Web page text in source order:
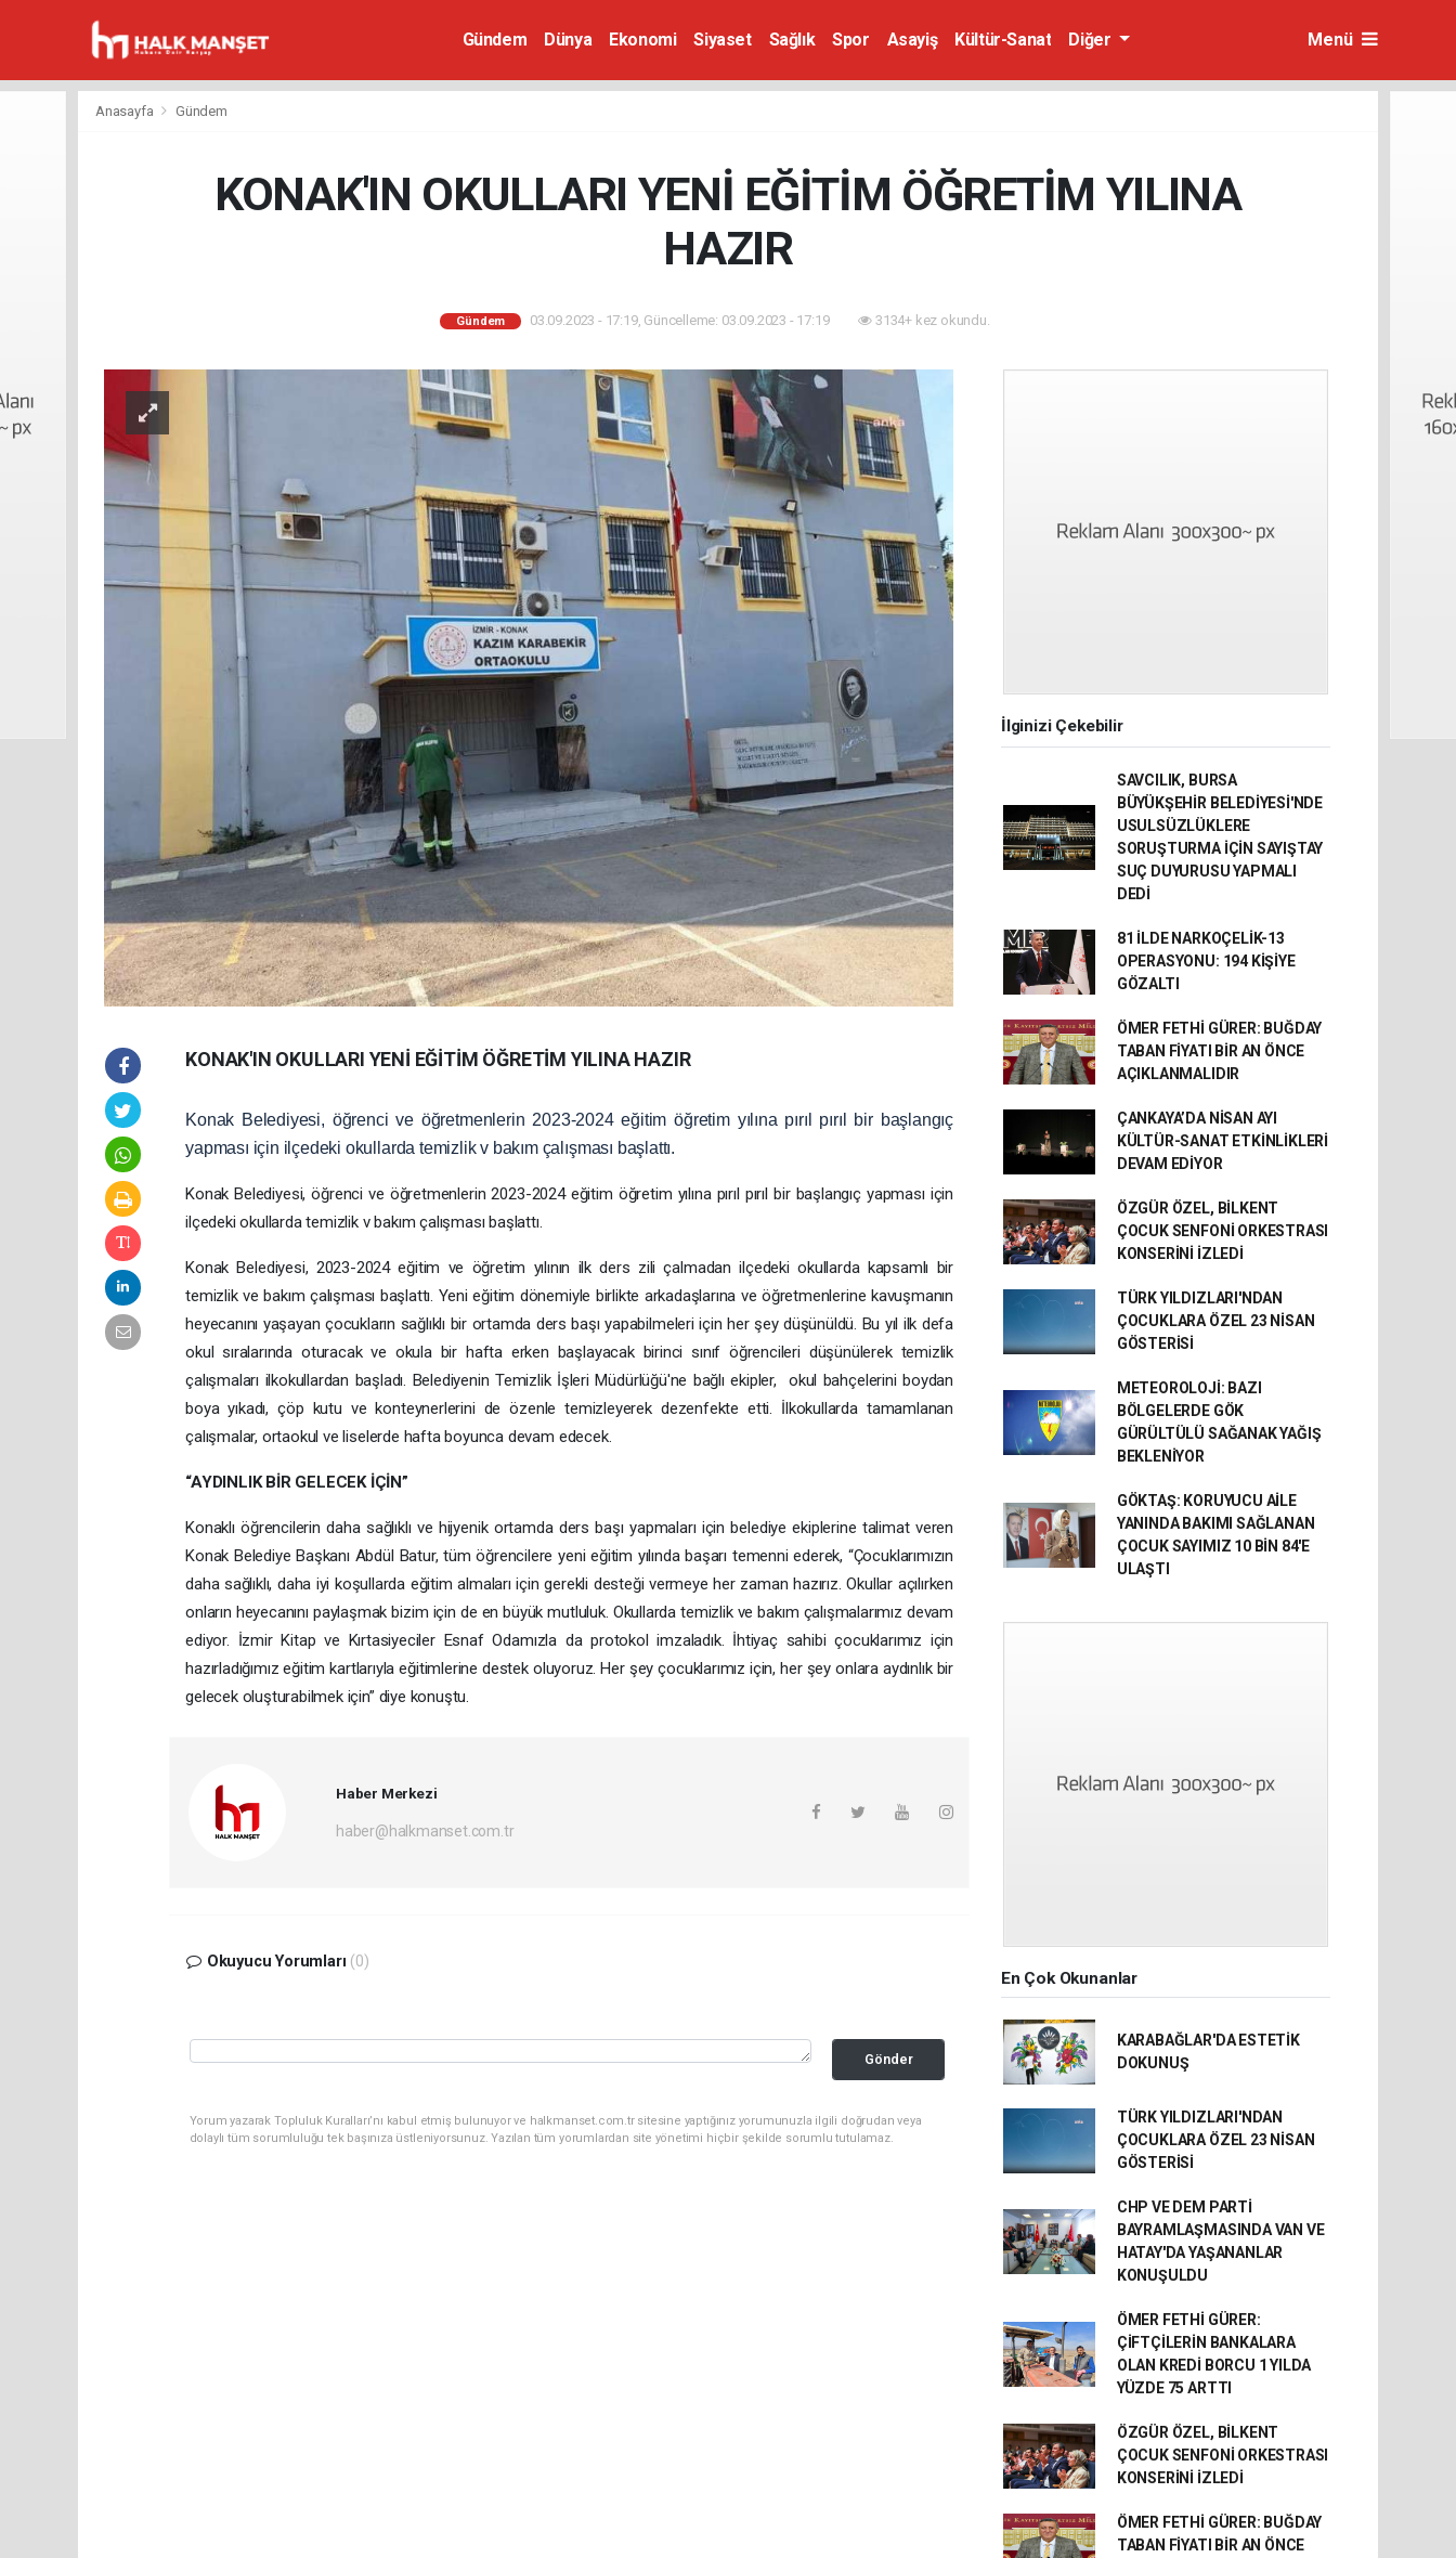
Gündem Dünya Ekonomi Siyaset Sağlık Spor Asayiş Kültür-Sanat Diğer Menü
Anasayfa Gündem
KONAK'IN OKULLARI YENİ EĞİTİM ÖĞRETİM YILINA
HAZIR
Gündem 03.09.2023 - 17:19, Güncelleme: 03.09.2023 - 17:19 3134+ kez okundu.
KONAK'IN OKULLARI YENİ EĞİTİM ÖĞRETİM YILINA HAZIR
Konak Belediyesi, öğrenci ve öğretmenlerin 2023-2024 eğitim öğretim yılına pırıl pırıl bir başlangıç
yapması için ilçedeki okullarda temizlik v bakım çalışması başlattı.
Konak Belediyesi, öğrenci ve öğretmenlerin 2023-2024 eğitim öğretim yılına pırıl pırıl bir başlangıç yapması için
ilçedeki okullarda temizlik v bakım çalışması başlattı.
Konak Belediyesi, 2023-2024 eğitim ve öğretim yılının ilk ders zili çalmadan ilçedeki okullarda kapsamlı bir
temizlik ve bakım çalışması başlattı. Yeni eğitim dönemiyle birlikte arkadaşlarına ve öğretmenlerine kavuşmanın
heyecanını yaşayan çocukların sağlıklı bir ortamda ders başı yapabilmeleri için her şey düşünüldü. Bu yıl ilk defa
okul sıralarında oturacak ve okula bir hafta erken başlayacak birinci sınıf öğrencileri düşünülerek temizlik
çalışmaları ilkokullardan başladı. Belediyenin Temizlik İşleri Müdürlüğü'ne bağlı ekipler, okul bahçelerini boydan
boya yıkadı, çöp kutu ve konteynerlerini de özenle temizleyerek dezenfekte etti. İlkokullarda tamamlanan
çalışmalar, ortaokul ve liselerde hafta boyunca devam edecek.
“AYDINLIK BİR GELECEK İÇİN”
Konaklı öğrencilerin daha sağlıklı ve hijyenik ortamda ders başı yapmaları için belediye ekiplerine talimat veren
Konak Belediye Başkanı Abdül Batur, tüm öğrencilere yeni eğitim yılında başarı temenni ederek, “Çocuklarımızın
daha sağlıklı, daha iyi koşullarda eğitim almaları için gerekli desteği vermeye her zaman hazırız. Okullar açılırken
onların heyecanını paylaşmak bizim için de en büyük mutluluk. Okullarda temizlik ve bakım çalışmalarımız devam
ediyor. İzmir Kitap ve Kırtasiyeciler Esnaf Odamızla da protokol imzaladık. İhtiyaç sahibi çocuklarımız için
hazırladığımız eğitim kartlarıyla eğitimlerine destek oluyoruz. Her şey çocuklarımız için, her şey onlara aydınlık bir
gelecek oluşturabilmek için” diye konuştu.
Haber Merkezi
haber@halkmanset.com.tr
Okuyucu Yorumları (0)
Gönder
Yorum yazarak Topluluk Kuralları’nı kabul etmiş bulunuyor ve halkmanset.com.tr sitesine yaptığınız yorumunuzla ilgili doğrudan veya
dolaylı tüm sorumluluğu tek başınıza üstleniyorsunuz. Yazılan tüm yorumlardan site yönetimi hiçbir şekilde sorumlu tutulamaz.
İlginizi Çekebilir
SAVCILIK, BURSA
BÜYÜKŞEHİR BELEDİYESİ'NDE
USULSÜZLÜKLERE
SORUŞTURMA İÇİN SAYIŞTAY
SUÇ DUYURUSU YAPMALI
DEDİ
81 İLDE NARKOÇELİK-13
OPERASYONU: 194 KİŞİYE
GÖZALTI
ÖMER FETHİ GÜRER: BUĞDAY
TABAN FİYATI BİR AN ÖNCE
AÇIKLANMALIDIR
ÇANKAYA’DA NİSAN AYI
KÜLTÜR-SANAT ETKİNLİKLERİ
DEVAM EDİYOR
ÖZGÜR ÖZEL, BİLKENT
ÇOCUK SENFONİ ORKESTRASI
KONSERİNİ İZLEDİ
TÜRK YILDIZLARI'NDAN
ÇOCUKLARA ÖZEL 23 NİSAN
GÖSTERİSİ
METEOROLOJİ: BAZI
BÖLGELERDE GÖK
GÜRÜLTÜLÜ SAĞANAK YAĞIŞ
BEKLENİYOR
GÖKTAŞ: KORUYUCU AİLE
YANINDA BAKIMI SAĞLANAN
ÇOCUK SAYIMIZ 10 BİN 84'E
ULAŞTI
En Çok Okunanlar
KARABAĞLAR'DA ESTETİK
DOKUNUŞ
TÜRK YILDIZLARI'NDAN
ÇOCUKLARA ÖZEL 23 NİSAN
GÖSTERİSİ
CHP VE DEM PARTİ
BAYRAMLAŞMASINDA VAN VE
HATAY'DA YAŞANANLAR
KONUŞULDU
ÖMER FETHİ GÜRER:
ÇİFTÇİLERİN BANKALARA
OLAN KREDİ BORCU 1 YILDA
YÜZDE 75 ARTTI
ÖZGÜR ÖZEL, BİLKENT
ÇOCUK SENFONİ ORKESTRASI
KONSERİNİ İZLEDİ
ÖMER FETHİ GÜRER: BUĞDAY
TABAN FİYATI BİR AN ÖNCE